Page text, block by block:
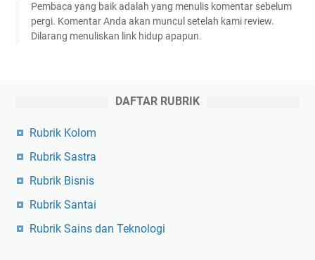
Pembaca yang baik adalah yang menulis komentar sebelum
pergi. Komentar Anda akan muncul setelah kami review.
Dilarang menuliskan link hidup apapun.
DAFTAR RUBRIK
Rubrik Kolom
Rubrik Sastra
Rubrik Bisnis
Rubrik Santai
Rubrik Sains dan Teknologi